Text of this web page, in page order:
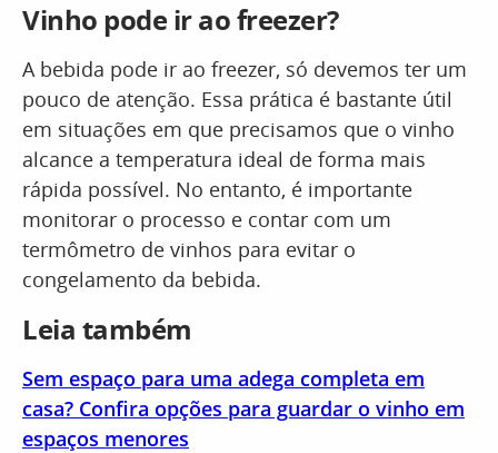
Vinho pode ir ao freezer?
A bebida pode ir ao freezer, só devemos ter um
pouco de atenção. Essa prática é bastante útil
em situações em que precisamos que o vinho
alcance a temperatura ideal de forma mais
rápida possível. No entanto, é importante
monitorar o processo e contar com um
termômetro de vinhos para evitar o
congelamento da bebida.
Leia também
Sem espaço para uma adega completa em
casa? Confira opções para guardar o vinho em
espaços menores